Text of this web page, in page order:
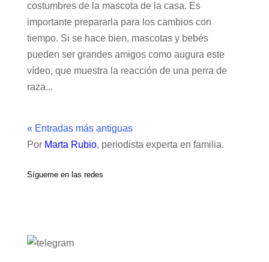
costumbres de la mascota de la casa. Es
importante prepararla para los cambios con
tiempo. Si se hace bien, mascotas y bebés
pueden ser grandes amigos como augura este
vídeo, que muestra la reacción de una perra de
raza...
« Entradas más antiguas
Por Marta Rubio, periodista experta en familia.
Sígueme en las redes